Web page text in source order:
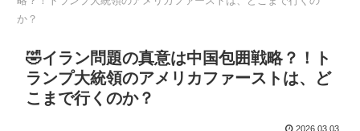
か？
🤣イラン問題の真意は中国包囲戦略？！ト
ランプ大統領のアメリカファーストは、ど
こまで行くのか？
2026.03.03